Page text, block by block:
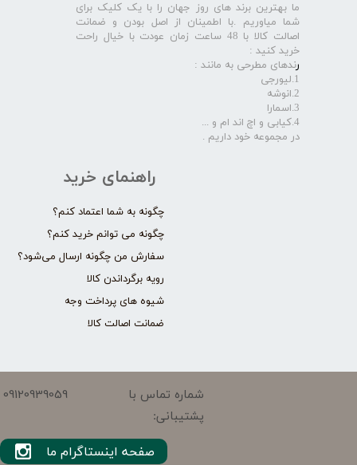
راهنمای خرید
چگونه به شما اعتماد کنم؟
چگونه می توانم خرید کنم؟
سفارش من چگونه ارسال می‌شود؟
رویه برگرداندن کالا
شیوه های پرداخت وجه
ضمانت اصالت کالا
ما بهترین برند های روز جهان را با یک کلیک برای
شما میاوریم .با اطمینان از اصل بودن و ضمانت
اصالت کالا با 48 ساعت زمان عودت با خیال راحت
خرید کنید :
رندهای مطرحی به مانند :
1.لیورجی
2.انوشه
3.اسمارا
4.کیابی و اچ اند ام و ...
در مجموعه خود داریم .​​​​​​​
شماره تماس با
پشتیبانی:
09120939059
صفحه اینستاگرام ما